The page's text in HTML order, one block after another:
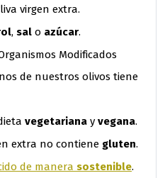
virgen extra.
, salo azúcar.
Modificados
de nuestros olivos tiene
vegetarianayvegana.
extra no contiene gluten.
de manera sostenible.